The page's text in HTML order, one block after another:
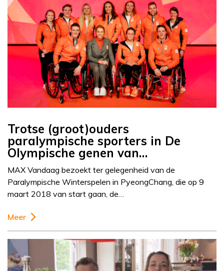
Trotse (groot)ouders
paralympische sporters in De
Olympische genen van…
MAX Vandaag bezoekt ter gelegenheid van de
Paralympische Winterspelen in PyeongChang, die op 9
maart 2018 van start gaan, de…
Meer